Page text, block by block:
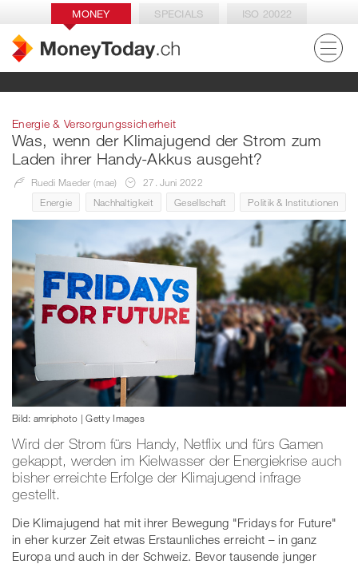
MONEY SPECIALS ISO 20022
Energie & Versorgungssicherheit
Was, wenn der Klimajugend der Strom zum
Laden ihrer Handy-Akkus ausgeht?
Ruedi Maeder (mae)
27. Juni 2022
Energie
Nachhaltigkeit Gesellschaft Politik & Institutionen
Bild: amriphoto | Getty Images
Wird der Strom fürs Handy, Netflix und fürs Gamen
gekappt, werden im Kielwasser der Energiekrise auch
bisher erreichte Erfolge der Klimajugend infrage
gestellt.
Die Klimajugend hat mit ihrer Bewegung "Fridays for Future"
in eher kurzer Zeit etwas Erstaunliches erreicht – in ganz
Europa und auch in der Schweiz. Bevor tausende junger